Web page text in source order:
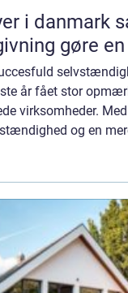
sådan kan
gøre en
år fået stor
virksomheder.
og en